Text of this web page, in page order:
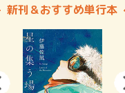
新刊＆おすすめ単行本